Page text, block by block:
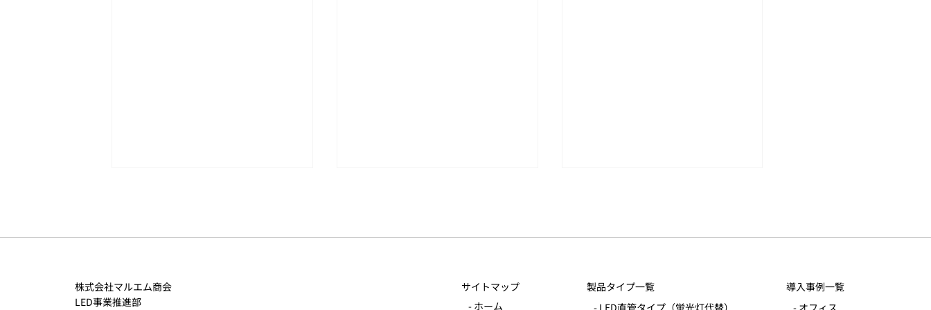
仕事は切り替えが大事
いろんなシーリングライト
株式会社マルエム商会
LED事業推進部
サイトマップ
- ホーム
製品タイプ一覧
導入事例一覧